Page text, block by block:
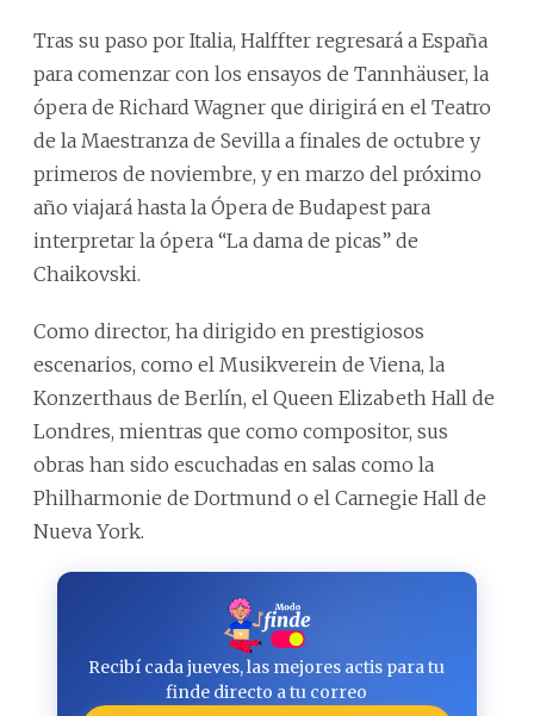
Tras su paso por Italia, Halffter regresará a España
para comenzar con los ensayos de Tannhäuser, la
ópera de Richard Wagner que dirigirá en el Teatro
de la Maestranza de Sevilla a finales de octubre y
primeros de noviembre, y en marzo del próximo
año viajará hasta la Ópera de Budapest para
interpretar la ópera “La dama de picas” de
Chaikovski.
Como director, ha dirigido en prestigiosos
escenarios, como el Musikverein de Viena, la
Konzerthaus de Berlín, el Queen Elizabeth Hall de
Londres, mientras que como compositor, sus
obras han sido escuchadas en salas como la
Philharmonie de Dortmund o el Carnegie Hall de
Nueva York.
Recibí cada jueves, las mejores actis para tu
finde directo a tu correo